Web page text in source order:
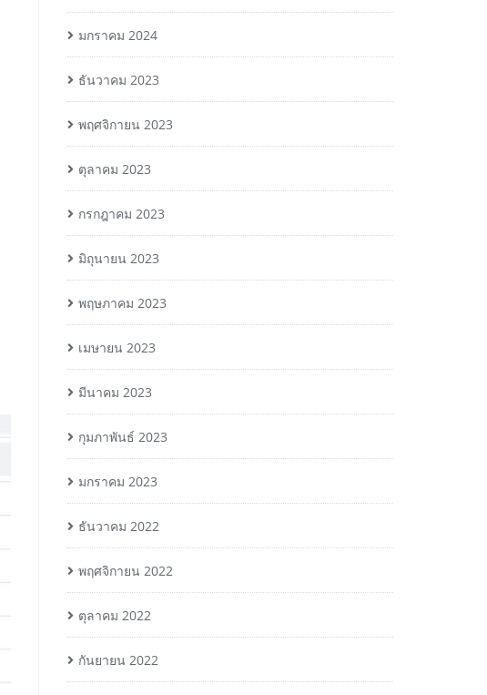
มกราคม 2024
ธันวาคม 2023
พฤศจิกายน 2023
ตุลาคม 2023
กรกฎาคม 2023
มิถุนายน 2023
พฤษภาคม 2023
เมษายน 2023
มีนาคม 2023
กุมภาพันธ์ 2023
มกราคม 2023
ธันวาคม 2022
พฤศจิกายน 2022
ตุลาคม 2022
กันยายน 2022